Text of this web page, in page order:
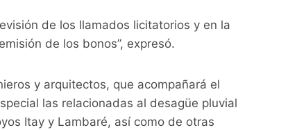
de los llamados licitatorios y en la
de los bonos”, expresó.
y arquitectos, que acompañará el
las relacionadas al desagüe pluvial
Itay y Lambaré, así como de otras